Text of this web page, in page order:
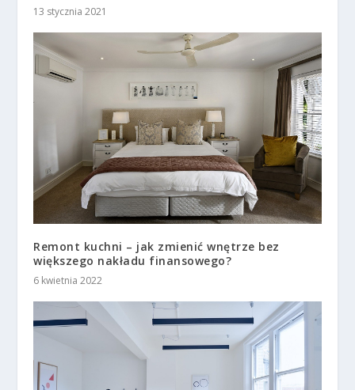
13 stycznia 2021
Remont kuchni – jak zmienić wnętrze bez
większego nakładu finansowego?
6 kwietnia 2022